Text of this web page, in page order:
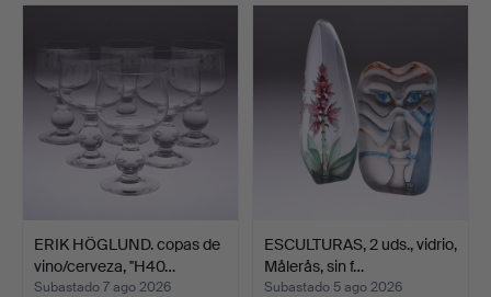
ERIK HÖGLUND. copas de
vino/cerveza, ''H40…
Subastado 7 ago 2026
ESCULTURAS, 2 uds., vidrio,
Målerås, sin f…
Subastado 5 ago 2026